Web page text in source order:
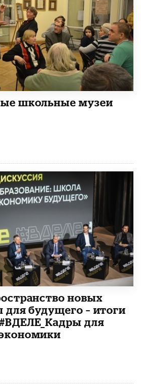
школьные музеи
новых
будущего – итоги
для